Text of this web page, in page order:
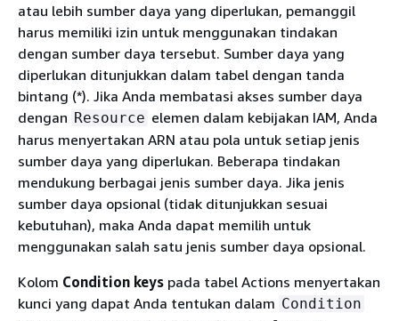
atau lebih sumber daya yang diperlukan, pemanggil
harus memiliki izin untuk menggunakan tindakan
dengan sumber daya tersebut. Sumber daya yang
diperlukan ditunjukkan dalam tabel dengan tanda
bintang (*). Jika Anda membatasi akses sumber daya
dengan Resource elemen dalam kebijakan IAM, Anda
harus menyertakan ARN atau pola untuk setiap jenis
sumber daya yang diperlukan. Beberapa tindakan
mendukung berbagai jenis sumber daya. Jika jenis
sumber daya opsional (tidak ditunjukkan sesuai
kebutuhan), maka Anda dapat memilih untuk
menggunakan salah satu jenis sumber daya opsional.
Kolom Condition keys pada tabel Actions menyertakan
kunci yang dapat Anda tentukan dalam Condition